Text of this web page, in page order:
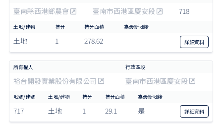
臺南縣西港鄉農會 臺南市西港區慶安段 718
土地 1 278.62 詳細資料
裕台開發實業股份有限公司 臺南市西港區慶安段
717 土地 1 29.1 是 詳細資料